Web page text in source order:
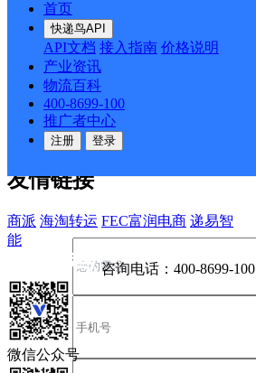
首页
快递鸟API
API文档 接入指南 价格说明
产业资讯
物流百科
400-8699-100
推广者中心
注册 登录
API接口 DEMO下载
关于我们
公司介绍 企业动态
合作伙伴 快递鸟接口服务协议
户隐私政策
友情链接
商派 海淘转运 FEC富润电商 递易智
能
咨询电话： 400-8699-100
微信公众号